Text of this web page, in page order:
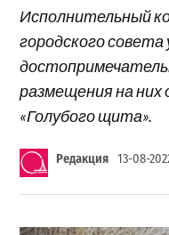
Исполнительный
городского
размещения на них
«Голубого щита».
Редакция 13-08-